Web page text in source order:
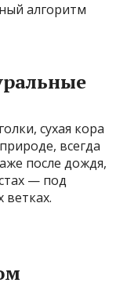
алгоритм
сухая кора
всегда
после дождя,
— под